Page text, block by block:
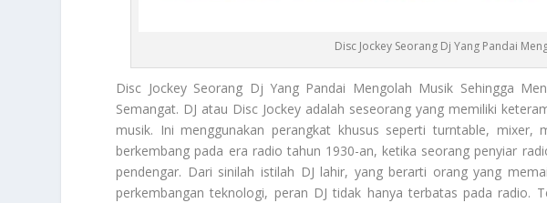
Disc Jockey Seorang Dj Yang Pandai
Disc JockeySeorang Dj Yang Pandai Mengolah Musik Sehingga
Semangat. DJ atau Disc Jockey adalah seseorang yang memiliki
musik. Ini menggunakan perangkat khusus seperti turntable, mixer,
berkembang pada era radio tahun 1930-an, ketika seorang penyiar
pendengar. Dari sinilah istilah DJ lahir, yang berarti orang yang
perkembangan teknologi, peran DJ tidak hanya terbatas pada radio.